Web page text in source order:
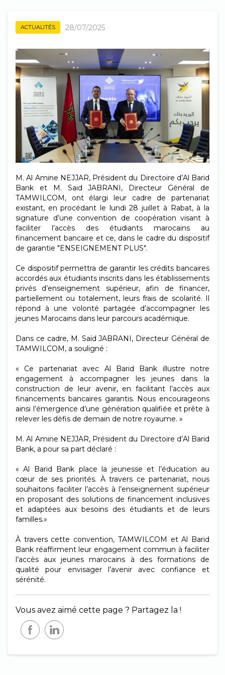
ACTUALITÉS 28/07/2025
M. Al Amine NEJJAR, Président du Directoire d’Al Barid
Bank et M. Said JABRANI, Directeur Général de
TAMWILCOM, ont élargi leur cadre de partenariat
existant, en procédant le lundi 28 juillet à Rabat, à la
signature d’une convention de coopération visant à
faciliter l’accès des étudiants marocains au
financement bancaire et ce, dans le cadre du dispositif
de garantie "ENSEIGNEMENT PLUS".
Ce dispositif permettra de garantir les crédits bancaires
accordés aux étudiants inscrits dans les établissements
privés d’enseignement supérieur, afin de financer,
partiellement ou totalement, leurs frais de scolarité. Il
répond à une volonté partagée d’accompagner les
jeunes Marocains dans leur parcours académique.
Dans ce cadre, M. Saïd JABRANI, Directeur Général de
TAMWILCOM, a souligné :
« Ce partenariat avec Al Barid Bank illustre notre
engagement à accompagner les jeunes dans la
construction de leur avenir, en facilitant l’accès aux
financements bancaires garantis. Nous encourageons
ainsi l’émergence d’une génération qualifiée et prête à
relever les défis de demain de notre royaume. »
M. Al Amine NEJJAR, Président du Directoire d’Al Barid
Bank, a pour sa part déclaré :
« Al Barid Bank place la jeunesse et l’éducation au
cœur de ses priorités. À travers ce partenariat, nous
souhaitons faciliter l’accès à l’enseignement supérieur
en proposant des solutions de financement inclusives
et adaptées aux besoins des étudiants et de leurs
familles.»
À travers cette convention, TAMWILCOM et Al Barid
Bank réaffirment leur engagement commun à faciliter
l’accès aux jeunes marocains à des formations de
qualité pour envisager l’avenir avec confiance et
sérénité.
Vous avez aimé cette page ? Partagez la !